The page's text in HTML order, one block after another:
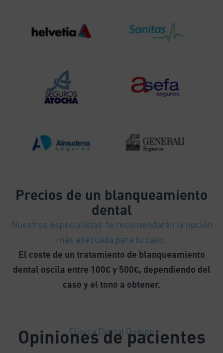
Precios de un blanqueamiento
dental
Nuestros especialistas te recomendarán la opción
más adecuada para tu caso.
El coste de un tratamiento de blanqueamiento
dental oscila entre 100€ y 500€, dependiendo del
caso y el tono a obtener.
Clínica Dental Queipo
Opiniones de pacientes